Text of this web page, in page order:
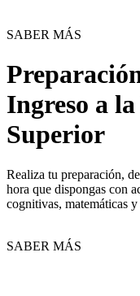
SABER MÁS
Ingreso a
Superior
Realiza tu preparación,
hora que dispongas con
cognitivas, matemáticas
SABER MÁS